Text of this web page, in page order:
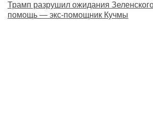
Трамп разрушил ожидания
помощь — экс-помощник Кучмы